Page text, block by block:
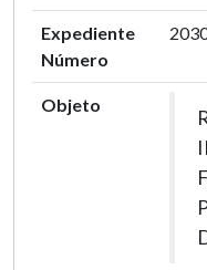
Expediente
Número
Objeto